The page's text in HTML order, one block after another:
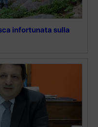
infortunata sulla